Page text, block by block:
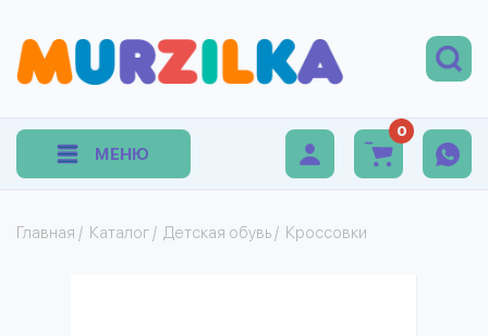
МЕНЮ
0
Главная / Каталог / Детская обувь / Кроссовки